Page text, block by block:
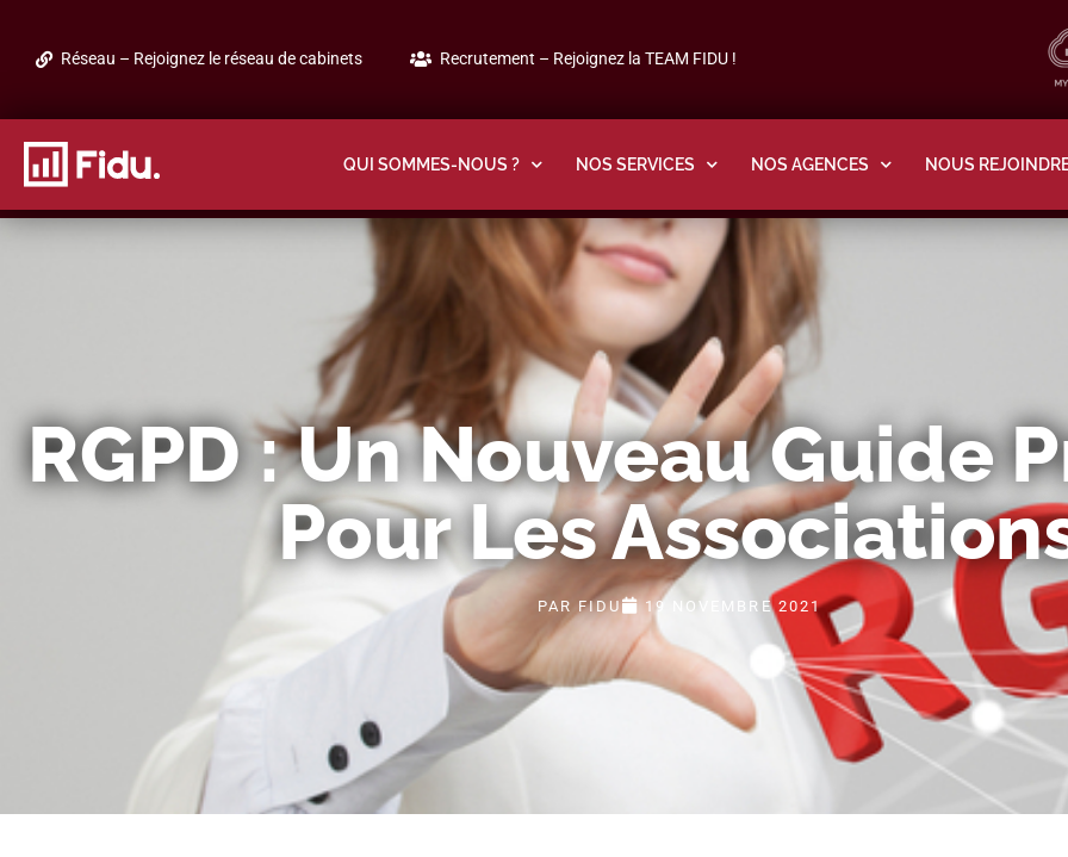
Réseau – Rejoignez le réseau de cabinets Recrutement – Rejoignez la TEAM FIDU !
QUI SOMMES-NOUS ? NOS SERVICES NOS AGENCES NOUS
RGPD : Un Nouveau Guide
Pour Les
PAR FIDU 19 NOVEMBRE 2021